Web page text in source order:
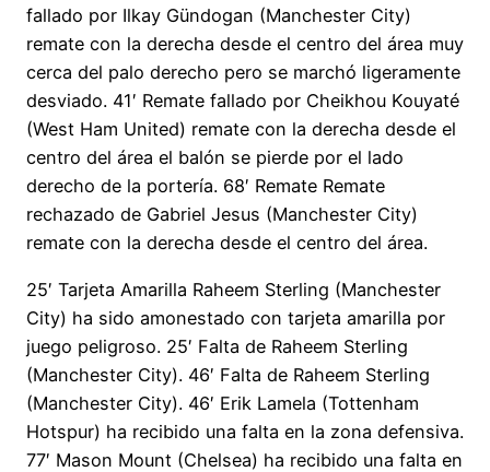
fallado por Ilkay Gündogan (Manchester City)
remate con la derecha desde el centro del área muy
cerca del palo derecho pero se marchó ligeramente
desviado. 41′ Remate fallado por Cheikhou Kouyaté
(West Ham United) remate con la derecha desde el
centro del área el balón se pierde por el lado
derecho de la portería. 68′ Remate Remate
rechazado de Gabriel Jesus (Manchester City)
remate con la derecha desde el centro del área.
25′ Tarjeta Amarilla Raheem Sterling (Manchester
City) ha sido amonestado con tarjeta amarilla por
juego peligroso. 25′ Falta de Raheem Sterling
(Manchester City). 46′ Falta de Raheem Sterling
(Manchester City). 46′ Erik Lamela (Tottenham
Hotspur) ha recibido una falta en la zona defensiva.
77′ Mason Mount (Chelsea) ha recibido una falta en